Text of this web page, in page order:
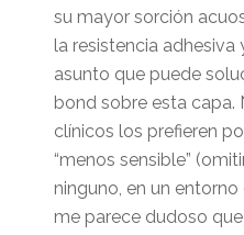
su mayor sorción
la resistencia adhesiva
asunto que puede
bond sobre esta
clínicos los prefieren
“menos sensible”
ninguno, en un
me parece dudoso